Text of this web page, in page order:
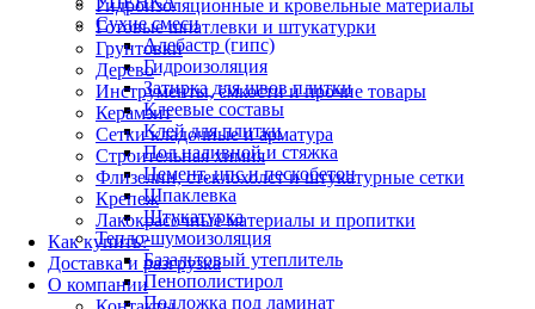
Гидроизоляционные и кровельные материалы
Готовые шпатлевки и штукатурки
Грунтовки
Дерево
Инструменты, ёмкости и прочие товары
Керамзит
Сетки кладочные и арматура
Строительная химия
Флизелин, стеклохолст и штукатурные сетки
Крепеж
Лакокрасочные материалы и пропитки
Как купить?
Доставка и разгрузка
О компании
Сухие смеси
Алебастр (гипс)
Гидроизоляция
Затирка для швов плитки
Клеевые составы
Клей для плитки
Пол наливной и стяжка
Цемент, цпс и пескобетон
Шпаклевка
Штукатурка
Тепло-шумоизоляция
Базальтовый утеплитель
Пенополистирол
Подложка под ламинат